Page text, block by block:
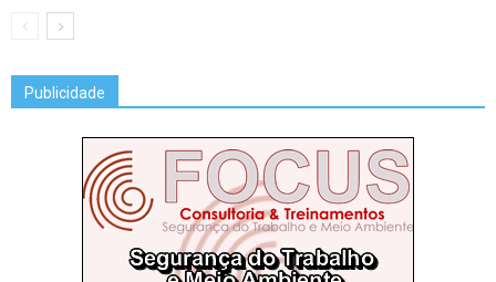
Publicidade